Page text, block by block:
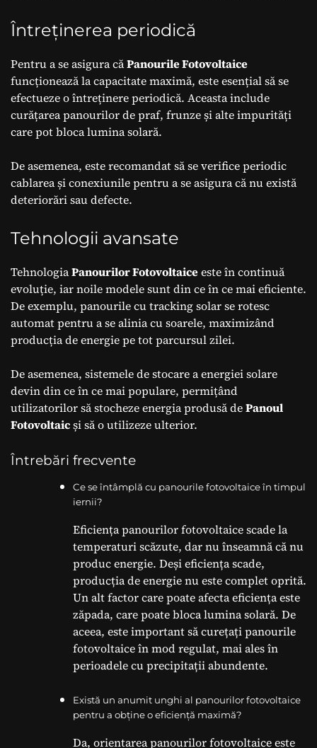
Întreținerea periodică
Pentru a se asigura căPanourile Fotovoltaice
funcționează la capacitate maximă, este esențial să se
efectueze o întreținere periodică. Aceasta include
curățarea panourilor de praf, frunze și alte impurități
care pot bloca lumina solară.
De asemenea, este recomandat să se verifice periodic
cablarea și conexiunile pentru a se asigura că nu există
deteriorări sau defecte.
Tehnologii avansate
TehnologiaPanourilor Fotovoltaiceeste în continuă
evoluție, iar noile modele sunt din ce în ce mai eficiente.
De exemplu, panourile cu tracking solar se rotesc
automat pentru a se alinia cu soarele, maximizând
producția de energie pe tot parcursul zilei.
De asemenea, sistemele de stocare a energiei solare
devin din ce în ce mai populare, permițând
utilizatorilor să stocheze energia produsă dePanoul
Fotovoltaicși să o utilizeze ulterior.
Întrebări frecvente
Ce se întâmplă cu panourile fotovoltaice în timpul
iernii?
Eficiența panourilor fotovoltaice scade la
temperaturi scăzute, dar nu înseamnă că nu
produc energie. Deși eficiența scade,
producția de energie nu este complet oprită.
Un alt factor care poate afecta eficiența este
zăpada, care poate bloca lumina solară. De
aceea, este important să curețați panourile
fotovoltaice în mod regulat, mai ales în
perioadele cu precipitații abundente.
Există un anumit unghi al panourilor fotovoltaice
pentru a obține o eficiență maximă?
Da, orientarea panourilor fotovoltaice este